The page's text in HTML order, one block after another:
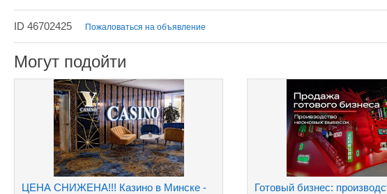
ID 46702425 Пожаловаться на объявление
Могут подойти
ЦЕНА СНИЖЕНА!!! Казино в Минске -
Готовый бизнес: